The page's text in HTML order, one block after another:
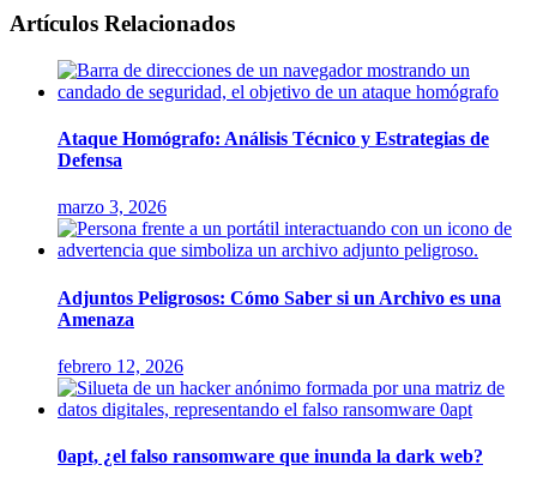
Artículos Relacionados
Ataque Homógrafo: Análisis Técnico y Estrategias de
Defensa
marzo 3, 2026
Adjuntos Peligrosos: Cómo Saber si un Archivo es una
Amenaza
febrero 12, 2026
0apt, ¿el falso ransomware que inunda la dark web?